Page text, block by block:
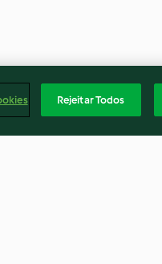
Rejeitar Todos